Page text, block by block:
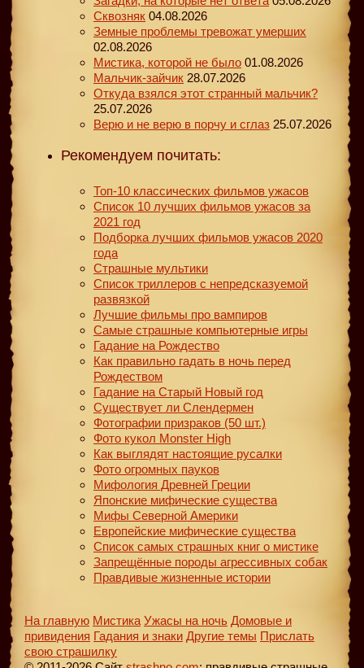
Сквозняк 04.08.2026
Земные проблемы тревожат умерших
02.08.2026
Мистика, которой не было 01.08.2026
Мальчик-зайчик 28.07.2026
Откуда взялся этот странный мальчик?
25.07.2026
Верю и не верю в порчу и сглаз 25.07.2026
Рекомендуем почитать:
Топ-10 классических фильмов ужасов
Список 10 лучших фильмов ужасов за
2021 год
Подборка лучших фильмов ужасов 2020
года
Страшные мультики
Список триллеров с непредсказуемой
развязкой
Лучшие фильмы про вампиров
Самые страшные компьютерные игры
Гадание на Рождество
Как правильно гадать в ночь перед
Рождеством
Гадание на Старый Новый год
Существует ли Слендермен
Фотографии призраков (50 шт.)
Фото кукол Monster High
Как выглядят настоящие русалки
Фото огромных пауков
Мифология Древней Греции
Японские мифические существа
Мифы Северной Америки
Европейские мифические существа
Список самых страшных книг о мистике
Запрещённые породы агрессивных собак
Правдивые жизненные истории
На главную Мистика Ужасы на ночь Домовые и
привидения Гадания и знаки Другие темы Прислать
свою страшилку